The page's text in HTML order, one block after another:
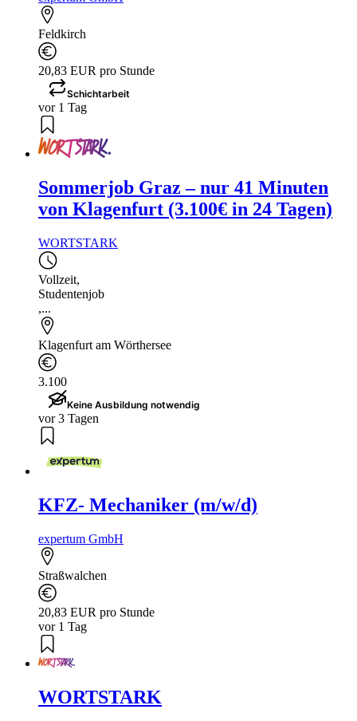
Feldkirch
20,83 EUR pro Stunde
Schichtarbeit
vor 1 Tag
Sommerjob Graz – nur 41 Minuten
von Klagenfurt (3.100€ in 24 Tagen)
WORTSTARK
Vollzeit,
Studentenjob
,...
Klagenfurt am Wörthersee
3.100
Keine Ausbildung notwendig
vor 3 Tagen
KFZ- Mechaniker (m/w/d)
expertum GmbH
Straßwalchen
20,83 EUR pro Stunde
vor 1 Tag
WORTSTARK